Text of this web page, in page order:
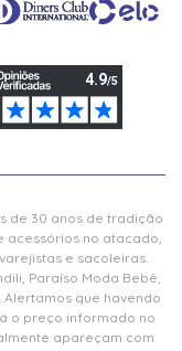
de 30 anos de tradição
no atacado,
e sacoleiras.
Paraíso Moda Bebê,
Alertamos que havendo
o preço informado no
apareçam com